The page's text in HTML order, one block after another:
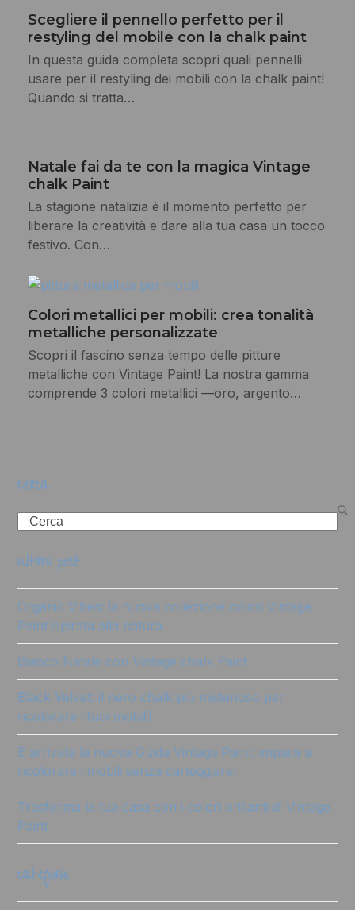
Scegliere il pennello perfetto per il
restyling del mobile con la chalk paint
In questa guida completa scopri quali pennelli
usare per il restyling dei mobili con la chalk paint!
Quando si tratta…
Natale fai da te con la magica Vintage
chalk Paint
La stagione natalizia è il momento perfetto per
liberare la creatività e dare alla tua casa un tocco
festivo. Con…
Colori metallici per mobili: crea tonalità
metalliche personalizzate
Scopri il fascino senza tempo delle pitture
metalliche con Vintage Paint! La nostra gamma
comprende 3 colori metallici —oro, argento…
cerca
Search
ultimi post
Organic Vibes: la nuova collezione colori Vintage
Paint ispirata alla natura
Bianco Natale con Vintage chalk Paint
Black Velvet: il nero chalk più misterioso per
ricolorare i tuoi mobili!
È arrivata la nuova Guida Vintage Paint: impara a
ricolorare i mobili senza carteggiare!
Trasforma la tua casa con i colori brillanti di Vintage
Paint
categorie